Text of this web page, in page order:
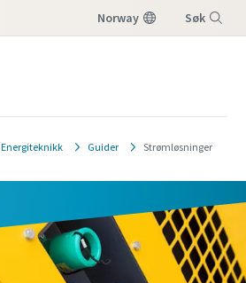
Norway Søk
Energiteknikk Guider Strømløsninger